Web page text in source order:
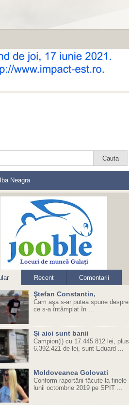
Neagra
Recent Comentarii
Ştefan Constantin,
Cam aşa s-ar putea spune despre
ce s-a întâmplat în ...
Şi aici sunt banii
Campion(i) cu 17.445.812 lei, plus
6.392.421 de lei, sunt Eduard ...
Moldoveanca Golovati
Conform raportării făcute la finele
lunii octombrie 2019 pe SPIT ...